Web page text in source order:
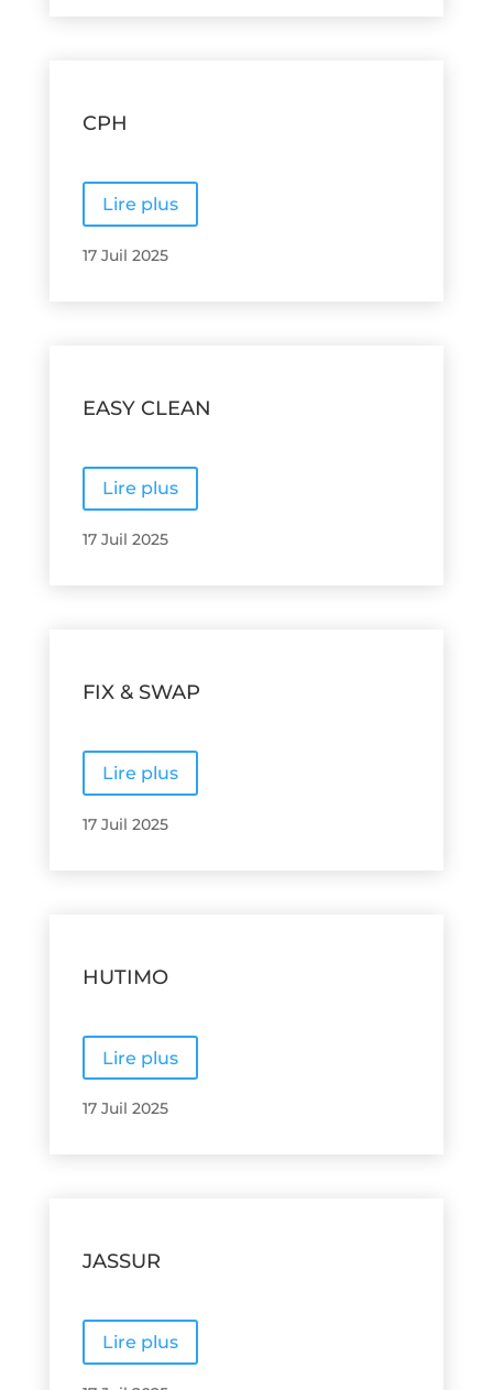
CPH
Lire plus
17 Juil 2025
EASY CLEAN
Lire plus
17 Juil 2025
FIX & SWAP
Lire plus
17 Juil 2025
HUTIMO
Lire plus
17 Juil 2025
JASSUR
Lire plus